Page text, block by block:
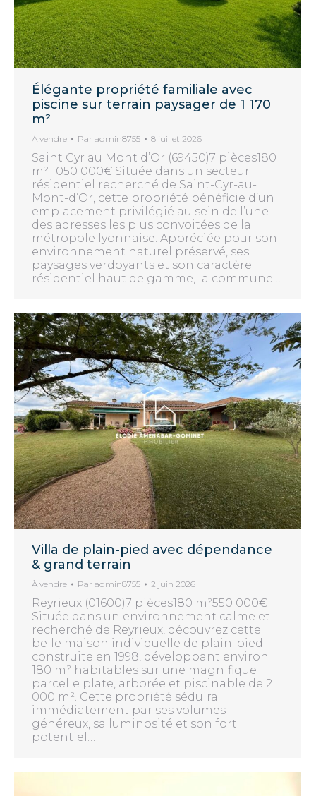
Élégante propriété familiale avec
piscine sur terrain paysager de 1 170
m²
À vendre Par admin8755 8 juillet 2026
Saint Cyr au Mont d’Or (69450)7 pièces180
m²1 050 000€ Située dans un secteur
résidentiel recherché de Saint-Cyr-au-
Mont-d’Or, cette propriété bénéficie d’un
emplacement privilégié au sein de l’une
des adresses les plus convoitées de la
métropole lyonnaise. Appréciée pour son
environnement naturel préservé, ses
paysages verdoyants et son caractère
résidentiel haut de gamme, la commune…
Villa de plain-pied avec dépendance
& grand terrain
À vendre Par admin8755 2 juin 2026
Reyrieux (01600)7 pièces180 m²550 000€
Située dans un environnement calme et
recherché de Reyrieux, découvrez cette
belle maison individuelle de plain-pied
construite en 1998, développant environ
180 m² habitables sur une magnifique
parcelle plate, arborée et piscinable de 2
000 m². Cette propriété séduira
immédiatement par ses volumes
généreux, sa luminosité et son fort
potentiel…